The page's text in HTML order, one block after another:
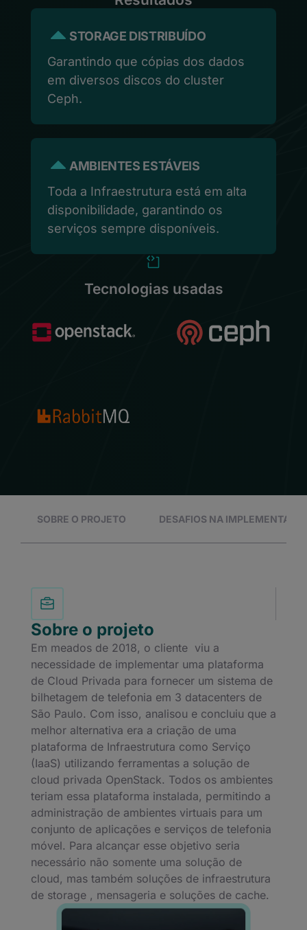
STORAGE DISTRIBUÍDO
Garantindo que cópias dos dados
em diversos discos do cluster
Ceph.
AMBIENTES ESTÁVEIS
Toda a Infraestrutura está em alta
disponibilidade, garantindo os
serviços sempre disponíveis.
Tecnologias usadas
SOBRE O PROJETO DESAFIOS NA
Sobre o projeto
Em meados de 2018, o cliente viu a
necessidade de implementar uma plataforma
de Cloud Privada para fornecer um sistema de
bilhetagem de telefonia em 3 datacenters de
São Paulo. Com isso, analisou e concluiu que a
melhor alternativa era a criação de uma
plataforma de Infraestrutura como Serviço
(IaaS) utilizando ferramentas a solução de
cloud privada OpenStack. Todos os ambientes
teriam essa plataforma instalada, permitindo a
administração de ambientes virtuais para um
conjunto de aplicações e serviços de telefonia
móvel. Para alcançar esse objetivo seria
necessário não somente uma solução de
cloud, mas também soluções de infraestrutura
de storage , mensageria e soluções de cache.